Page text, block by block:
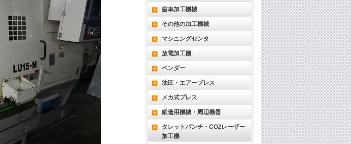
歯車加工機械
その他の加工機械
マシニングセンタ
放電加工機
ベンダー
油圧・エアープレス
メカ式プレス
鍛造用機械・周辺機器
タレットパンチ・CO2レーザー
加工機